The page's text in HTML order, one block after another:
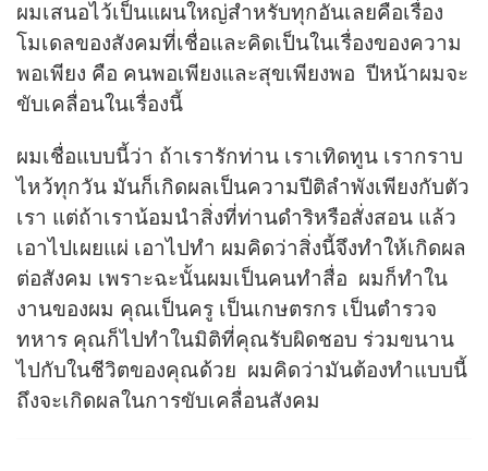
ผมเสนอไว้เป็นแผนใหญ่สำหรับทุกอันเลยคือเรื่อง
โมเดลของสังคมที่เชื่อและคิดเป็นในเรื่องของความ
พอเพียง คือ คนพอเพียงและสุขเพียงพอ ปีหน้าผมจะ
ขับเคลื่อนในเรื่องนี้
ผมเชื่อแบบนี้ว่า ถ้าเรารักท่าน เราเทิดทูน เรากราบ
ไหว้ทุกวัน มันก็เกิดผลเป็นความปีติลำพังเพียงกับตัว
เรา แต่ถ้าเราน้อมนำสิ่งที่ท่านดำริหรือสั่งสอน แล้ว
เอาไปเผยแผ่ เอาไปทำ ผมคิดว่าสิ่งนี้จึงทำให้เกิดผล
ต่อสังคม เพราะฉะนั้นผมเป็นคนทำสื่อ ผมก็ทำใน
งานของผม คุณเป็นครู เป็นเกษตรกร เป็นตำรวจ
ทหาร คุณก็ไปทำในมิติที่คุณรับผิดชอบ ร่วมขนาน
ไปกับในชีวิตของคุณด้วย ผมคิดว่ามันต้องทำแบบนี้
ถึงจะเกิดผลในการขับเคลื่อนสังคม